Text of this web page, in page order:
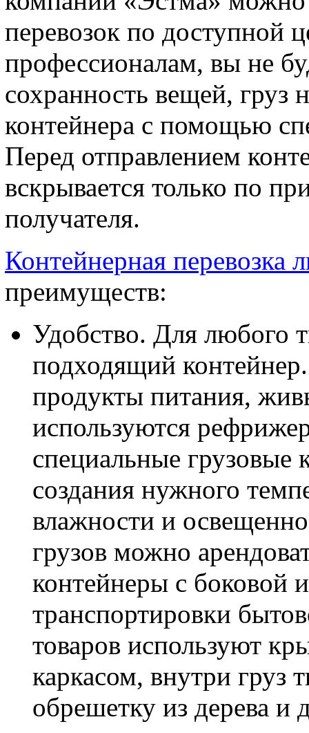
перевозок по доступной
профессионалам, вы не
сохранность вещей, груз
контейнера с помощью
Перед отправлением
вскрывается только по
получателя.
Контейнерная перевозка
преимуществ:
Удобство. Для любого
подходящий
продукты питания,
используются
специальные
создания нужного
влажности и
грузов можно
контейнеры с боковой
транспортировки
товаров используют
каркасом, внутри груз
обрешетку из дерева и